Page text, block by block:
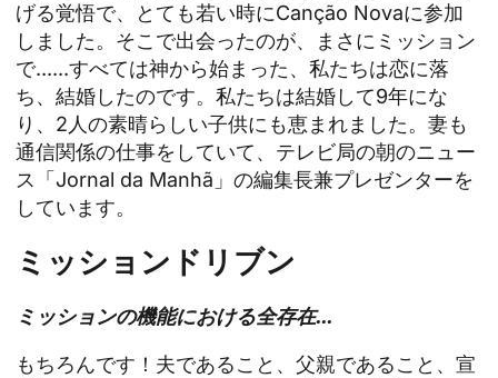
げる覚悟で、とても若い時にCanção Novaに参加
しました。そこで出会ったのが、まさにミッション
で......すべては神から始まった、私たちは恋に落
ち、結婚したのです。私たちは結婚して9年にな
り、2人の素晴らしい子供にも恵まれました。妻も
通信関係の仕事をしていて、テレビ局の朝のニュー
ス「Jornal da Manhã」の編集長兼プレゼンターを
しています。
ミッションドリブン
ミッションの機能における全存在...
もちろんです！夫であること、父親であること、宣